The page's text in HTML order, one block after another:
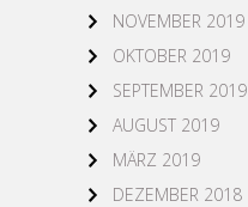
NOVEMBER 2019
OKTOBER 2019
SEPTEMBER 2019
AUGUST 2019
MÄRZ 2019
DEZEMBER 2018